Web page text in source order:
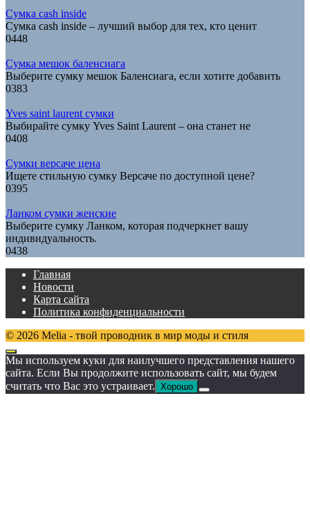
Сумка cash inside
Сумка cash inside – лучший выбор для тех, кто ценит
0448
Сумка мешок баленсиага
Выберите сумку мешок Баленсиага, если хотите добавить
0383
Yves saint laurent сумки
Выбирайте сумку Yves Saint Laurent – она станет не
0408
Сумки версаче цена
Ищете стильную сумку Версаче по доступной цене?
0395
Ланком сумки женские
Выберите сумку Ланком, которая подчеркнет вашу
индивидуальность.
0438
Главная
Новости
Карта сайта
Политика конфиденциальности
© 2026 Melia - твой проводник в мир моды и стиля
Мы используем куки для наилучшего представления нашего
сайта. Если Вы продолжите использовать сайт, мы будем
считать что Вас это устраивает. Хорошо